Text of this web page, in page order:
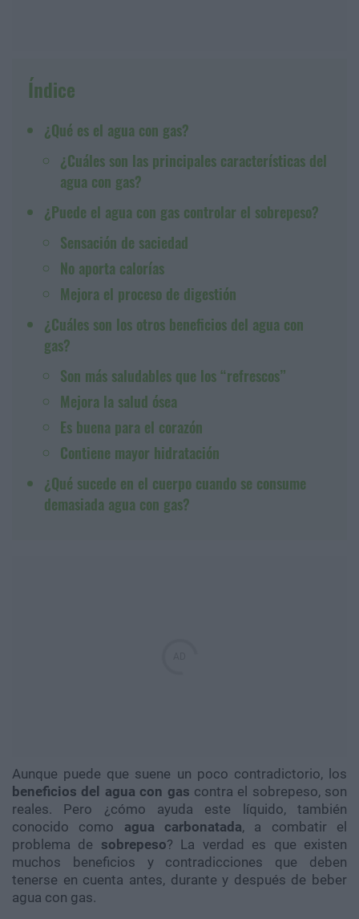
Índice
¿Qué es el agua con gas?
¿Cuáles son las principales características del
agua con gas?
¿Puede el agua con gas controlar el sobrepeso?
Sensación de saciedad
No aporta calorías
Mejora el proceso de digestión
¿Cuáles son los otros beneficios del agua con
gas?
Son más saludables que los “refrescos”
Mejora la salud ósea
Es buena para el corazón
Contiene mayor hidratación
¿Qué sucede en el cuerpo cuando se consume
demasiada agua con gas?
Aunque puede que suene un poco contradictorio, los
beneficios del agua con gas contra el sobrepeso, son
reales. Pero ¿cómo ayuda este líquido, también
conocido como agua carbonatada, a combatir el
problema de sobrepeso? La verdad es que existen
muchos beneficios y contradicciones que deben
tenerse en cuenta antes, durante y después de beber
agua con gas.